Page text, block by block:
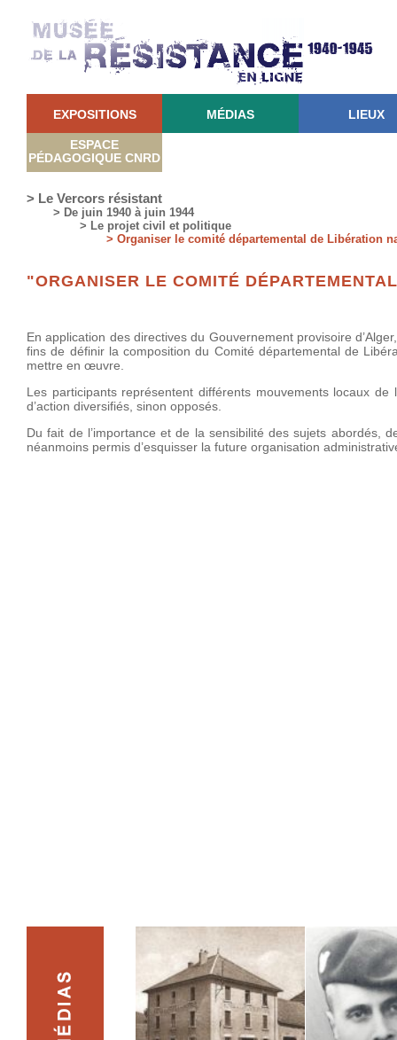
EXPOSITIONS MÉDIAS LIEUX
ESPACE
PÉDAGOGIQUE CNRD
> Le Vercors résistant
> De juin 1940 à juin 1944
> Le projet civil et politique
> Organiser le comité départemental de Libération
"ORGANISER LE COMITÉ
En application des directives du Gouvernement provisoire
fins de définir la composition du Comité départemental de
mettre en œuvre.
Les participants représentent différents mouvements locaux
d’action diversifiés, sinon opposés.
Du fait de l’importance et de la sensibilité des sujets abordés,
néanmoins permis d’esquisser la future organisation